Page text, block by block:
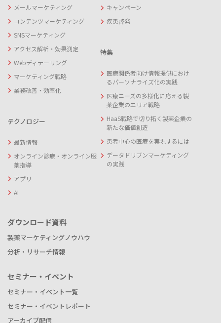
メールマーケティング
コンテンツマーケティング
SNSマーケティング
アクセス解析・効果測定
Webディテーリング
マーケティング戦略
業務改善・効率化
テクノロジー
最新情報
オンライン診療・オンライン服
薬指導
アプリ
AI
キャンペーン
疾患啓発
特集
医療関係者向け情報提供におけ
るパーソナライズ化の実践
医療ニーズの多様化に応える製
薬企業のエリア戦略
HaaS戦略で切り拓く製薬企業の
新たな価値創造
患者中心の医療を実現するには
データドリブンマーケティング
の実践
ダウンロード資料
製薬マーケティングノウハウ
分析・リサーチ情報
セミナー・イベント
セミナー・イベント一覧
セミナー・イベントレポート
アーカイブ配信